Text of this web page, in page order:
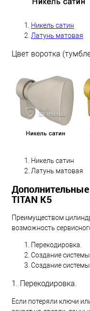
Никель сатин
Латунь матовая
Цвет воротка
Никель сатин
Латунь матовая
TITAN K5
Преимуществом
возможность
Перекодировка.
Создание
Создание
1. Перекодировка.
Если потеряли ключи